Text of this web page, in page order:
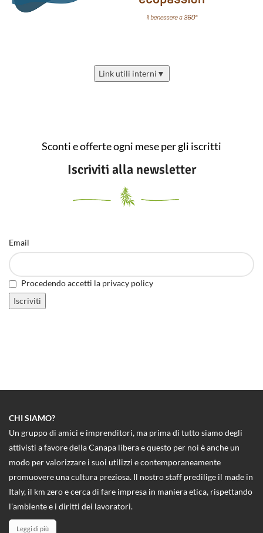
Link utili interni ▼
Sconti e offerte ogni mese per gli iscritti
Iscriviti alla newsletter
Email
Procedendo accetti la privacy policy
CHI SIAMO?
Un gruppo di amici e imprenditori, ma prima di tutto siamo degli
attivisti a favore della Canapa libera e questo per noi è anche un
modo per valorizzare i suoi utilizzi e contemporaneamente
promuovere una cultura preziosa. Il nostro staff predilige il made in
Italy, il km zero e cerca di fare impresa in maniera etica, rispettando
l'ambiente e i diritti dei lavoratori.
Leggi di più